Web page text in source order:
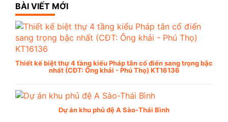
BÀI VIẾT MỚI
Thiết kế biệt thự 4 tầng kiểu Pháp tân cổ điển sang trọng bậc
nhất (CĐT: Ông khải - Phú Thọ) KT16136
Dự án khu phủ đệ A Sào-Thái Bình